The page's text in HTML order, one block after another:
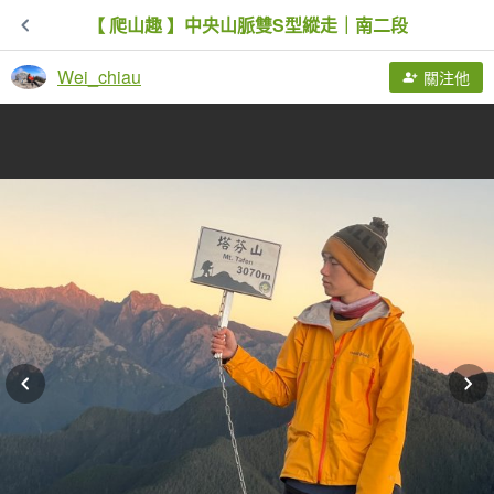
【 爬山趣 】中央山脈雙S型縱走｜南二段
Wei_chiau 關注他